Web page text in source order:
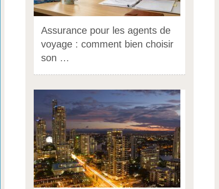
Assurance pour les agents de
voyage : comment bien choisir
son …